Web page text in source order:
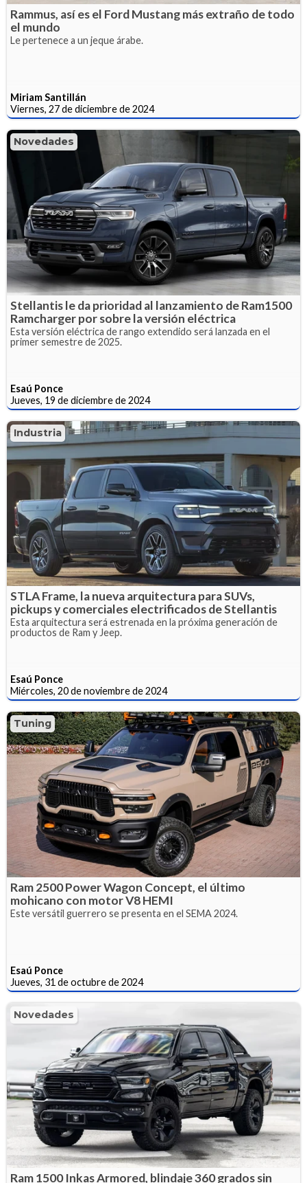
Rammus, así es el Ford Mustang más extraño de todo
el mundo
Le pertenece a un jeque árabe.
Miriam Santillán
Viernes, 27 de diciembre de 2024
Novedades
Stellantis le da prioridad al lanzamiento de Ram1500
Ramcharger por sobre la versión eléctrica
Esta versión eléctrica de rango extendido será lanzada en el
primer semestre de 2025.
Esaú Ponce
Jueves, 19 de diciembre de 2024
Industria
STLA Frame, la nueva arquitectura para SUVs,
pickups y comerciales electrificados de Stellantis
Esta arquitectura será estrenada en la próxima generación de
productos de Ram y Jeep.
Esaú Ponce
Miércoles, 20 de noviembre de 2024
Tuning
Ram 2500 Power Wagon Concept, el último
mohicano con motor V8 HEMI
Este versátil guerrero se presenta en el SEMA 2024.
Esaú Ponce
Jueves, 31 de octubre de 2024
Novedades
Ram 1500 Inkas Armored, blindaje 360 grados sin